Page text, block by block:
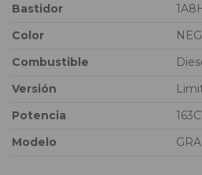
Bastidor
Color
Combustible
Versión
Potencia
Modelo